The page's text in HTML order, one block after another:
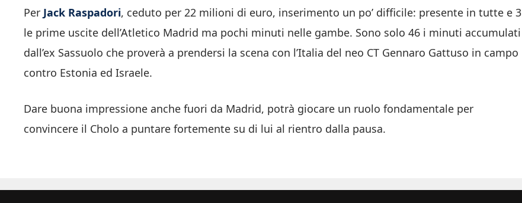
Per Jack Raspadori, ceduto per 22 milioni di euro, inserimento un po’ difficile: presente in tutte e 3
le prime uscite dell’Atletico Madrid ma pochi minuti nelle gambe. Sono solo 46 i minuti accumulati
dall’ex Sassuolo che proverà a prendersi la scena con l’Italia del neo CT Gennaro Gattuso in campo
contro Estonia ed Israele.
Dare buona impressione anche fuori da Madrid, potrà giocare un ruolo fondamentale per
convincere il Cholo a puntare fortemente su di lui al rientro dalla pausa.